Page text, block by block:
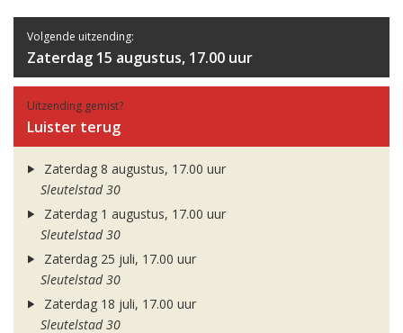
Volgende uitzending:
Zaterdag 15 augustus, 17.00 uur
Uitzending gemist?
Luister terug
Zaterdag 8 augustus, 17.00 uur
Sleutelstad 30
Zaterdag 1 augustus, 17.00 uur
Sleutelstad 30
Zaterdag 25 juli, 17.00 uur
Sleutelstad 30
Zaterdag 18 juli, 17.00 uur
Sleutelstad 30